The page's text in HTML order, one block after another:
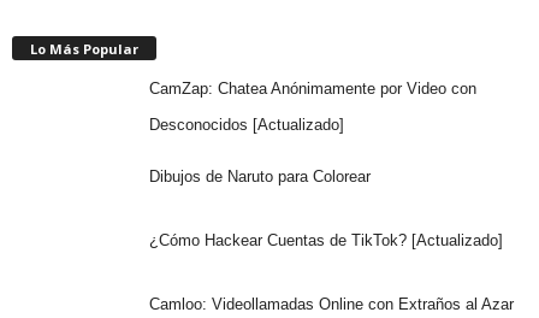
Lo Más Popular
CamZap: Chatea Anónimamente por Video con
Desconocidos [Actualizado]
Dibujos de Naruto para Colorear
¿Cómo Hackear Cuentas de TikTok? [Actualizado]
Camloo: Videollamadas Online con Extraños al Azar